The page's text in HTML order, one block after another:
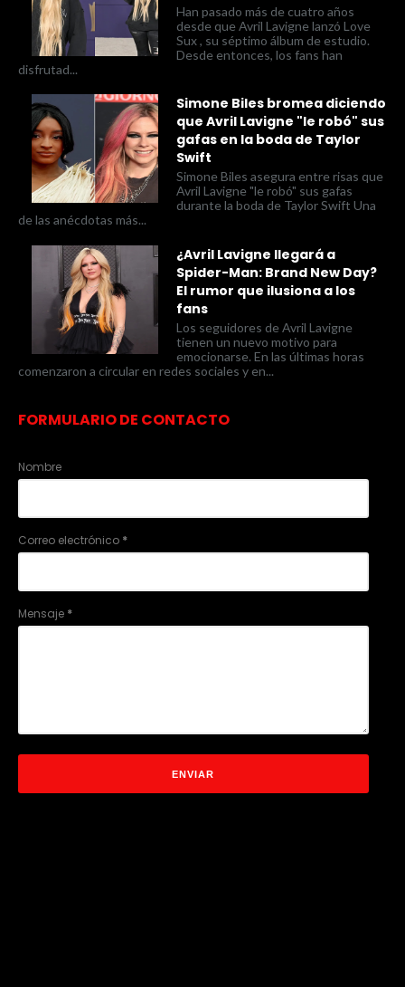
Han pasado más de cuatro años
desde que Avril Lavigne lanzó Love
Sux , su séptimo álbum de estudio.
Desde entonces, los fans han
disfrutad...
Simone Biles bromea diciendo
que Avril Lavigne "le robó" sus
gafas en la boda de Taylor
Swift
Simone Biles asegura entre risas que
Avril Lavigne "le robó" sus gafas
durante la boda de Taylor Swift Una
de las anécdotas más...
¿Avril Lavigne llegará a
Spider-Man: Brand New Day?
El rumor que ilusiona a los
fans
Los seguidores de Avril Lavigne
tienen un nuevo motivo para
emocionarse. En las últimas horas
comenzaron a circular en redes sociales y en...
FORMULARIO DE CONTACTO
Nombre
Correo electrónico *
Mensaje *